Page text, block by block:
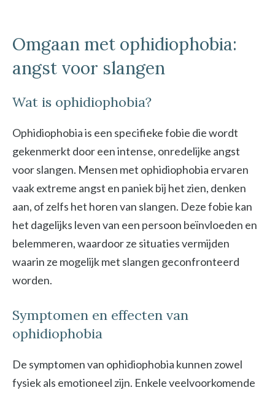
Omgaan met ophidiophobia:
angst voor slangen
Wat is ophidiophobia?
Ophidiophobia is een specifieke fobie die wordt
gekenmerkt door een intense, onredelijke angst
voor slangen. Mensen met ophidiophobia ervaren
vaak extreme angst en paniek bij het zien, denken
aan, of zelfs het horen van slangen. Deze fobie kan
het dagelijks leven van een persoon beïnvloeden en
belemmeren, waardoor ze situaties vermijden
waarin ze mogelijk met slangen geconfronteerd
worden.
Symptomen en effecten van
ophidiophobia
De symptomen van ophidiophobia kunnen zowel
fysiek als emotioneel zijn. Enkele veelvoorkomende